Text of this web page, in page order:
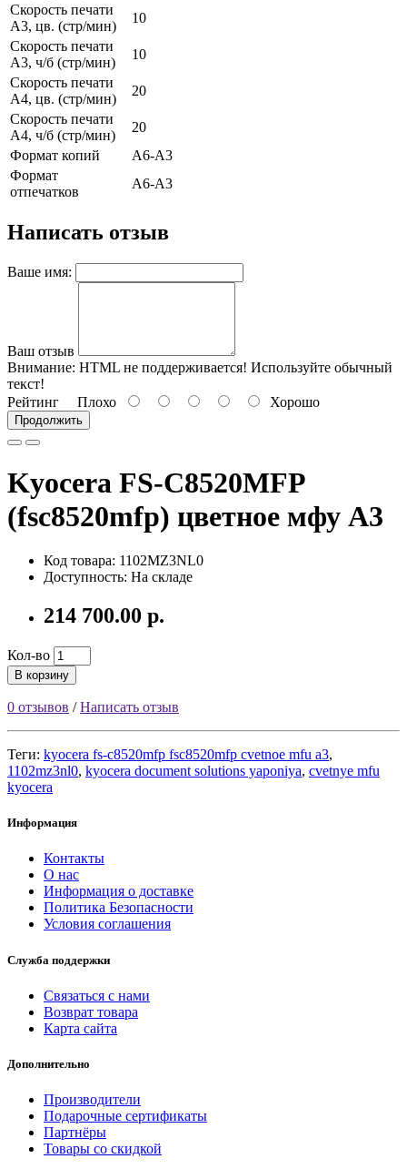
Скорость печати
А3, цв. (стр/мин)
10
Скорость печати
А3, ч/б (стр/мин)
10
Скорость печати
А4, цв. (стр/мин)
20
Скорость печати
А4, ч/б (стр/мин)
20
Формат копий
A6-A3
Формат
отпечатков
A6-A3
Написать отзыв
Ваше имя:
Ваш отзыв
Внимание: HTML не поддерживается! Используйте обычный
текст!
Рейтинг Плохо Хорошо
Продолжить
Kyocera FS-C8520MFP
(fsc8520mfp) цветное мфу A3
Код товара: 1102MZ3NL0
Доступность: На складе
214 700.00 р.
Кол-во
В корзину
0 отзывов /Написать отзыв
Теги: kyocera fs-c8520mfp fsc8520mfp cvetnoe mfu a3,
1102mz3nl0, kyocera document solutions yaponiya, cvetnye mfu
kyocera
Информация
Контакты
О нас
Информация о доставке
Политика Безопасности
Условия соглашения
Служба поддержки
Связаться с нами
Возврат товара
Карта сайта
Дополнительно
Производители
Подарочные сертификаты
Партнёры
Товары со скидкой